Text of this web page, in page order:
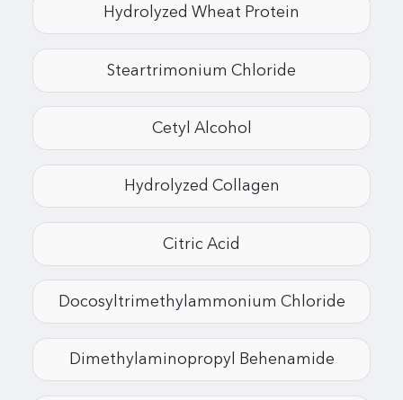
Hydrolyzed Wheat Protein
Steartrimonium Chloride
Cetyl Alcohol
Hydrolyzed Collagen
Citric Acid
Docosyltrimethylammonium Chloride
Dimethylaminopropyl Behenamide